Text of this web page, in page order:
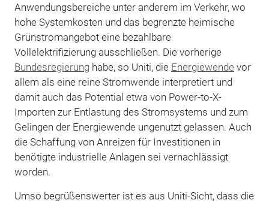
Anwendungsbereiche unter anderem im Verkehr, wo
hohe Systemkosten und das begrenzte heimische
Grünstromangebot eine bezahlbare
Vollelektrifizierung ausschließen. Die vorherige
Bundesregierunghabe, so Uniti, die Energiewende vor
allem als eine reine Stromwende interpretiert und
damit auch das Potential etwa von Power-to-X-
Importen zur Entlastung des Stromsystems und zum
Gelingen der Energiewende ungenutzt gelassen. Auch
die Schaffung von Anreizen für Investitionen in
benötigte industrielle Anlagen sei vernachlässigt
worden.
Umso begrüßenswerter ist es aus Uniti-Sicht, dass die